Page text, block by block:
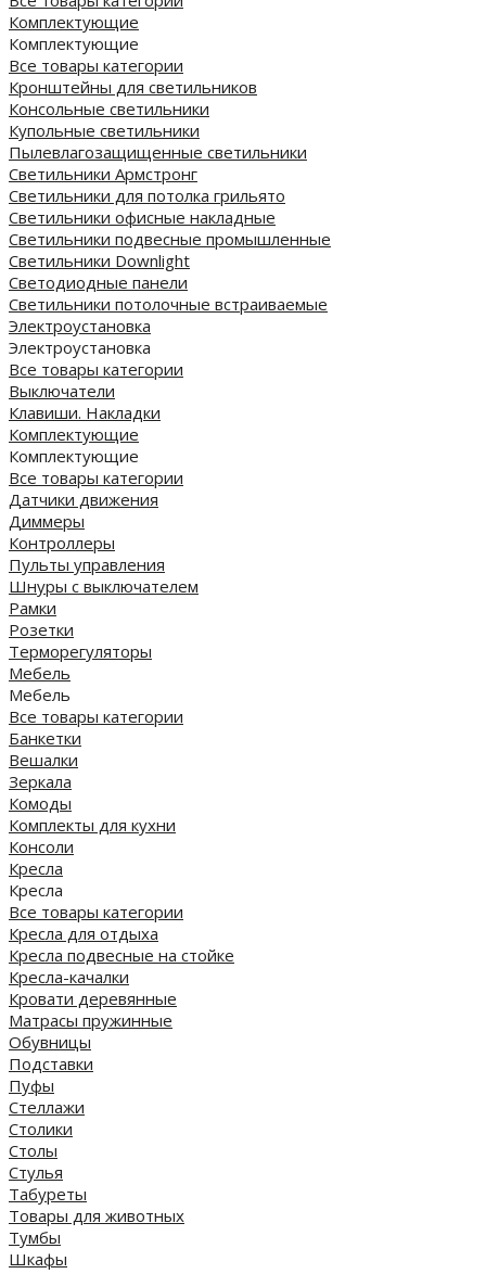
Комплектующие
Комплектующие
Все товары категории
Кронштейны для светильников
Консольные светильники
Купольные светильники
Пылевлагозащищенные светильники
Светильники Армстронг
Светильники для потолка грильято
Светильники офисные накладные
Светильники подвесные промышленные
Светильники Downlight
Светодиодные панели
Cветильники потолочные встраиваемые
Электроустановка
Электроустановка
Все товары категории
Выключатели
Клавиши. Накладки
Комплектующие
Комплектующие
Все товары категории
Датчики движения
Диммеры
Контроллеры
Пульты управления
Шнуры с выключателем
Рамки
Розетки
Терморегуляторы
Мебель
Мебель
Все товары категории
Банкетки
Вешалки
Зеркала
Комоды
Комплекты для кухни
Консоли
Кресла
Кресла
Все товары категории
Кресла для отдыха
Кресла подвесные на стойке
Кресла-качалки
Кровати деревянные
Матрасы пружинные
Обувницы
Подставки
Пуфы
Стеллажи
Столики
Столы
Стулья
Табуреты
Товары для животных
Тумбы
Шкафы